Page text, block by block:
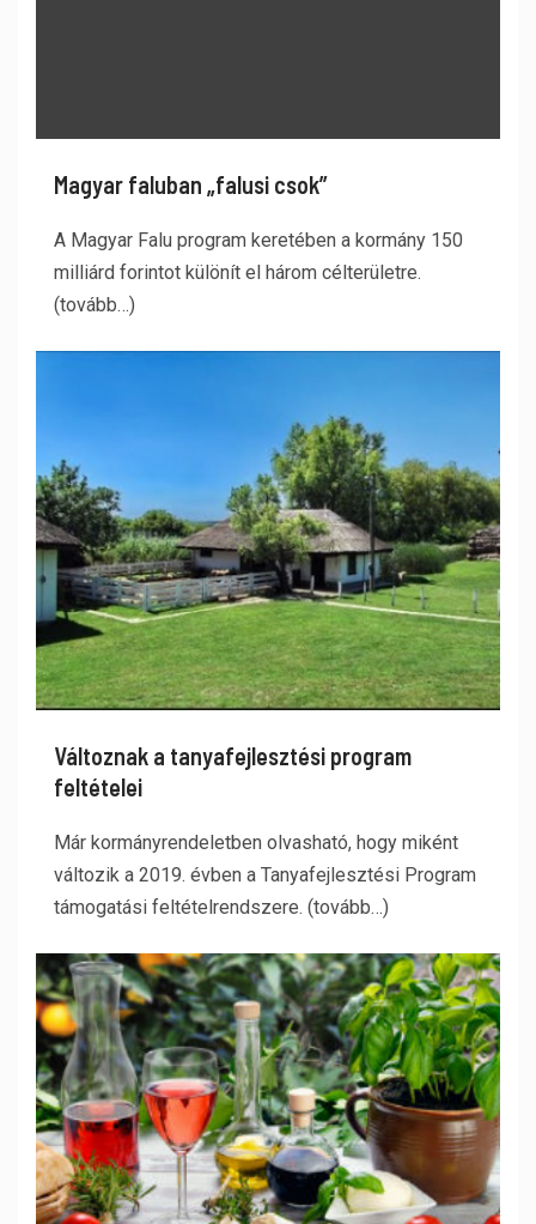
Magyar faluban „falusi csok”
A Magyar Falu program keretében a kormány 150
milliárd forintot különít el három célterületre.
(tovább…)
Változnak a tanyafejlesztési program
feltételei
Már kormányrendeletben olvasható, hogy miként
változik a 2019. évben a Tanyafejlesztési Program
támogatási feltételrendszere. (tovább…)